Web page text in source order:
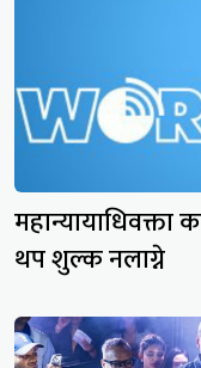
महान्यायाधिवक्ता
थप शुल्क नलाग्ने